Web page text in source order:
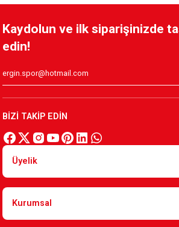
ARMA 1912 PORSELEN MUG
449,90 TL
Kaydolun ve ilk siparişinizde
edin!
BİZİ TAKİP EDİN
Üyelik
Kurumsal